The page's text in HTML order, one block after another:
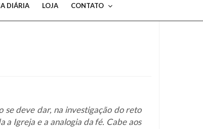
DIÁRIA LOJA CONTATO
se deve dar, na investigação do reto
a Igreja e a analogia da fé. Cabe aos